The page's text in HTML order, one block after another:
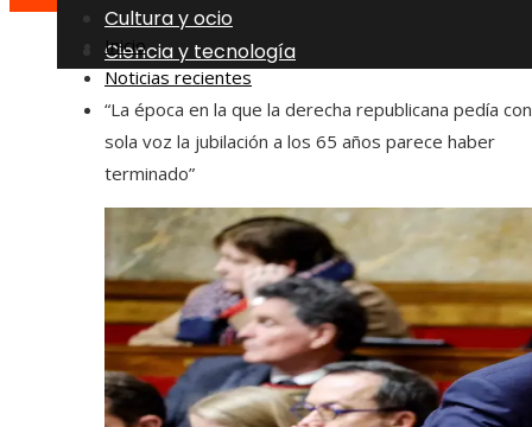
Cultura y ocio
Ciencia y tecnología
Inicio
Noticias recientes
“La época en la que la derecha republicana pedía
sola voz la jubilación a los 65 años parece haber
terminado”